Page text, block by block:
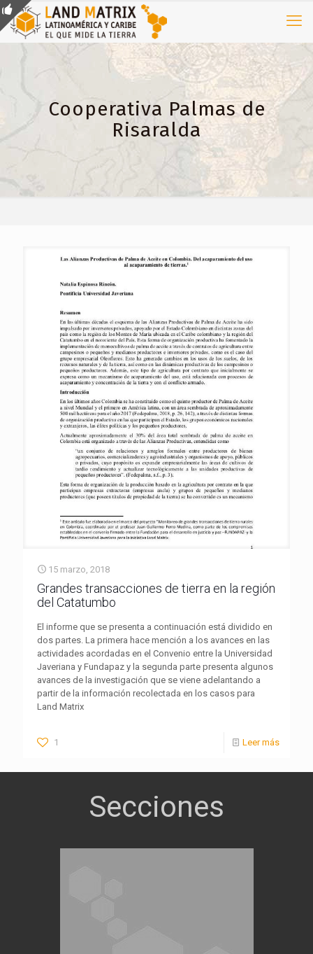
Cooperativa Palmas de
Risaralda
15 marzo, 2018
Grandes transacciones de tierra en la región
del Catatumbo
El informe que se presenta a continuación está dividido en
dos partes. La primera hace mención a los avances en las
actividades acordadas en el Convenio entre la Universidad
Javeriana y Fundapaz y la segunda parte presenta algunos
avances de la investigación que se viene adelantando a
partir de la información recolectada en los casos para
Land Matrix
1 Leer más